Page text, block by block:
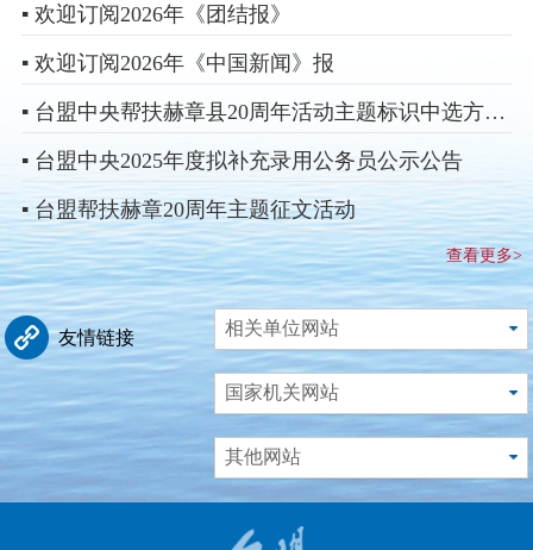
▪ 欢迎订阅2026年《团结报》
▪ 欢迎订阅2026年《中国新闻》报
▪ 台盟中央帮扶赫章县20周年活动主题标识中选方案揭晓
▪ 台盟中央2025年度拟补充录用公务员公示公告
▪ 台盟帮扶赫章20周年主题征文活动
查看更多>
友情链接 相关单位网站
国家机关网站
其他网站